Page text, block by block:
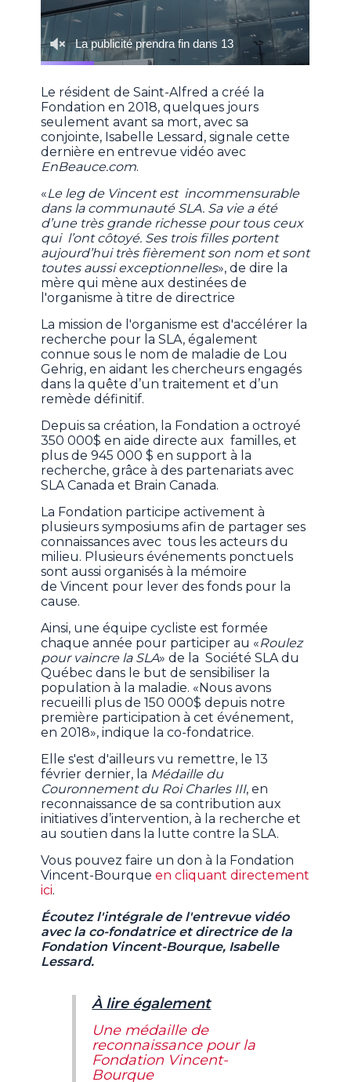
Le résident de Saint-Alfred a créé la
Fondation en 2018, quelques jours
seulement avant sa mort, avec sa
conjointe, Isabelle Lessard, signale cette
dernière en entrevue vidéo avec
EnBeauce.com.
«Le leg de Vincent est incommensurable
dans la communauté SLA. Sa vie a été
d’une très grande richesse pour tous ceux
qui l’ont côtoyé. Ses trois filles portent
aujourd’hui très fièrement son nom et sont
toutes aussi exceptionnelles», de dire la
mère qui mène aux destinées de
l'organisme à titre de directrice
La mission de l'organisme est d'accélérer la
recherche pour la SLA, également
connue sous le nom de maladie de Lou
Gehrig, en aidant les chercheurs engagés
dans la quête d’un traitement et d’un
remède définitif.
Depuis sa création, la Fondation a octroyé
350 000$ en aide directe aux familles, et
plus de 945 000 $ en support à la
recherche, grâce à des partenariats avec
SLA Canada et Brain Canada.
La Fondation participe activement à
plusieurs symposiums afin de partager ses
connaissances avec tous les acteurs du
milieu. Plusieurs événements ponctuels
sont aussi organisés à la mémoire
de Vincent pour lever des fonds pour la
cause.
Ainsi, une équipe cycliste est formée
chaque année pour participer au «Roulez
pour vaincre la SLA» de la Société SLA du
Québec dans le but de sensibiliser la
population à la maladie. «Nous avons
recueilli plus de 150 000$ depuis notre
première participation à cet événement,
en 2018», indique la co-fondatrice.
Elle s'est d'ailleurs vu remettre, le 13
février dernier, la Médaille du
Couronnement du Roi Charles III, en
reconnaissance de sa contribution aux
initiatives d’intervention, à la recherche et
au soutien dans la lutte contre la SLA.
Vous pouvez faire un don à la Fondation
Vincent-Bourqueen cliquant directement
ici.
Écoutez l'intégrale de l'entrevue vidéo
avec la co-fondatrice et directrice de la
Fondation Vincent-Bourque, Isabelle
Lessard.
À lire également
Une médaille de
reconnaissance pour la
Fondation Vincent-
Bourque